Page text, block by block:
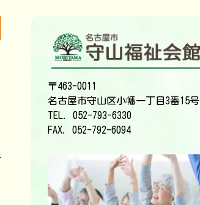
〒463-0011
名古屋市守山区小幡一丁目3番15号
TEL. 052-793-6330
FAX. 052-792-6094